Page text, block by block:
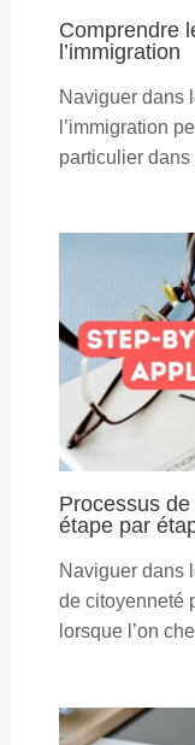
Comprendre
l’immigration
Naviguer dans
l’immigration
particulier
Processus
étape par
Naviguer dans
de citoyenneté
lorsque l’on